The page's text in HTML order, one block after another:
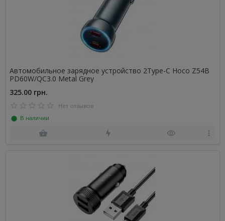
Автомобильное зарядное устройство 2Type-C Hoco Z54B
PD60W/QC3.0 Metal Grey
325.00 грн.
Нет отзывов
⬤ В наличии